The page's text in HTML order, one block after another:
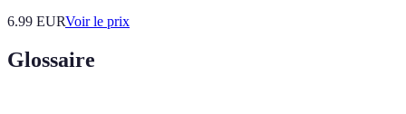
6.99 EURVoir le prix
Glossaire